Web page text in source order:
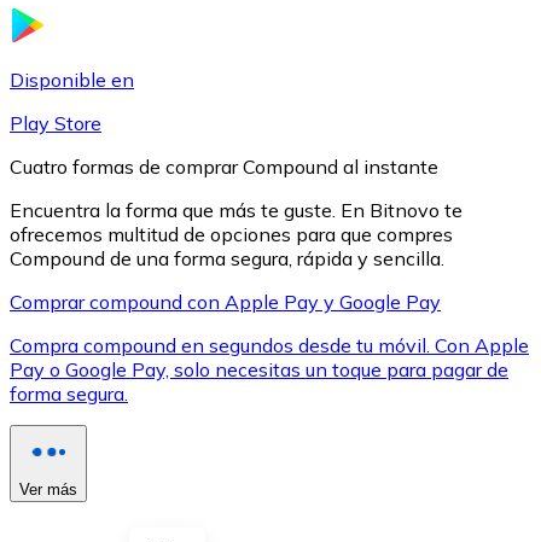
XRP
XRP
Ver todo
Disponible en
Play Store
Cuatro formas de comprar Compound al instante
Encuentra la forma que más te guste. En Bitnovo te
ofrecemos multitud de opciones para que compres
Compound de una forma segura, rápida y sencilla.
Comprar compound con Apple Pay y Google Pay
Compra compound en segundos desde tu móvil. Con Apple
Pay o Google Pay, solo necesitas un toque para pagar de
forma segura.
Ver más